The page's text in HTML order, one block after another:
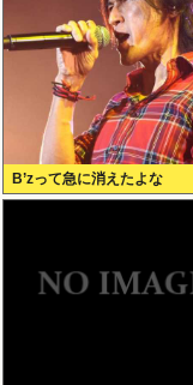
B’zって急に消えたよな